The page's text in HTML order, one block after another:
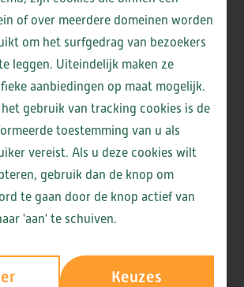
of over meerdere domeinen worden
om het surfgedrag van bezoekers
leggen. Uiteindelijk maken ze
aanbiedingen op maat mogelijk.
gebruik van tracking cookies is de
toestemming van u als
vereist. Als u deze cookies wilt
gebruik dan de knop om
te gaan door de knop actief van
'aan' te schuiven.
Keuzes
zijn aanwezig
Bootcamp
Patty